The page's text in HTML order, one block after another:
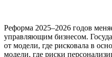
Реформа 2025–2026 годов
управляющим бизнесом.
от модели, где рисковала в
модели, где риски